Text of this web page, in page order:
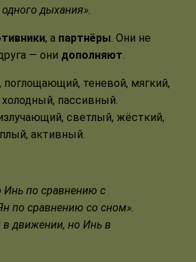
дыхания».
, а партнёры . Они не
— они дополняют
поглощающий, теневой, мягкий,
пассивный.
светлый, жёсткий,
активный.
Инь по сравнению с
по сравнению со сном».
движении, но Инь в